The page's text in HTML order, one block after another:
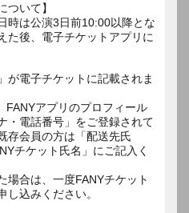
ついて】
時は公演3日前10:00以降とな
た後、電子チケットアプリに
電子チケットに記載されま
FANYアプリのプロフィール
・電話番号」をご登録されて
存会員の方は「配送先氏
チケット氏名」にご記入く
場合は、一度FANYチケット
し込みください。